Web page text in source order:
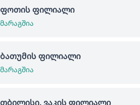
ფოთის ფილიალი
მარაგშია
ბათუმის ფილიალი
მარაგშია
თბილისი, ვაკის ფილიალი